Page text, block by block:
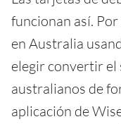
funcionan así.
en Australia
elegir convertir el
australianos de
aplicación de